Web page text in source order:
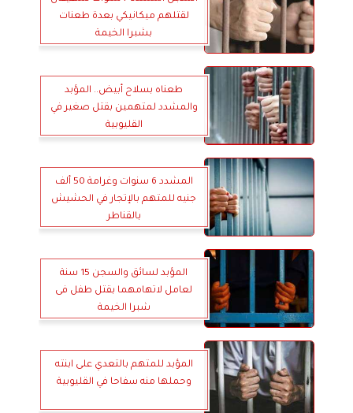
لقتلهم ميكانيكي بعدة طعنات
بشبرا الخيمة
طعناه بسلاح أبيض.. المؤبد
والمشدد لمتهمين بقتل صغير في
القليوبية
المشدد 6 سنوات وغرامة 50 ألف
جنيه للمتهم بالإتجار في الحشيش
بالقناطر
المؤبد لسائق والسجن 15 سنة
لعامل لاتهامهما بقتل طفل فى
شبرا الخيمة
المؤبد للمتهم بالتعدي على ابنته
وحملها منه سفاحا في القليوبية